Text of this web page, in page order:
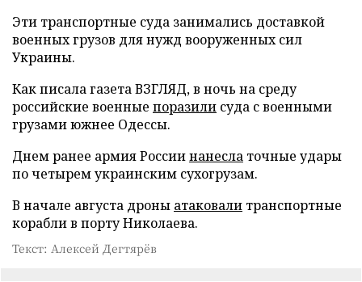
Эти транспортные суда занимались доставкой
военных грузов для нужд вооруженных сил
Украины.
Как писала газета ВЗГЛЯД, в ночь на среду
российские военные поразили суда с военными
грузами южнее Одессы.
Днем ранее армия Россиинанесла точные удары
по четырем украинским сухогрузам.
В начале августа дроны атаковали транспортные
корабли в порту Николаева.
Текст: Алексей Дегтярёв